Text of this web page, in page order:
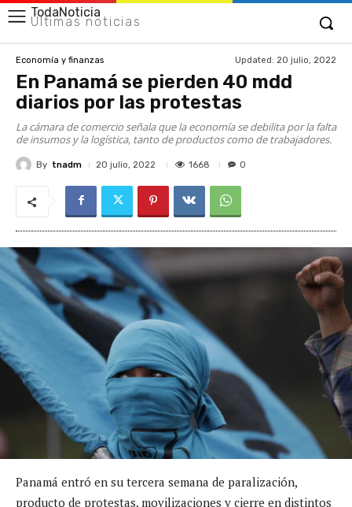
TodaNoticia
Últimas noticias
Economía y finanzas Updated: 20 julio, 2022
En Panamá se pierden 40 mdd
diarios por las protestas
La cámara de comercio señala que la economía se debilita por la falta
de insumos y la logística, tanto de productos como de trabajadores.
By tnadm 20 julio, 2022 1668 0
Panamá entró en su tercera semana de paralización,
producto de protestas, movilizaciones y cierre en distintos